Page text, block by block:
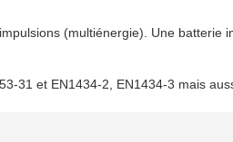
(multiénergie). Une
31 et EN1434-2, EN1434-3 mais